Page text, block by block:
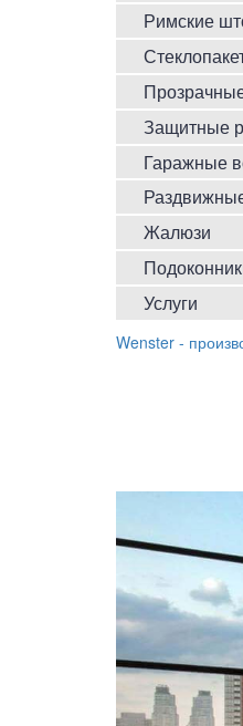
Римские
Защитные
Гаражные
Жалюзи
Услуги
Wenster -